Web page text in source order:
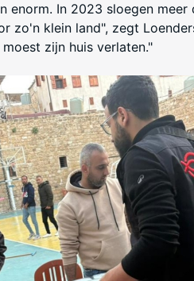
In 2023 sloegen meer
zo'n klein land", zegt
zijn huis verlaten."